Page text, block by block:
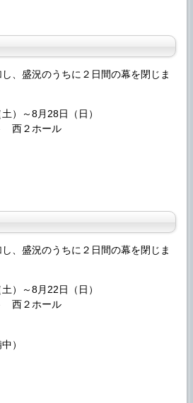
し、盛況のうちに２日間の幕を閉じま
）～8月28日（日）
西２ホール
し、盛況のうちに２日間の幕を閉じま
）～8月22日（日）
西２ホール
）